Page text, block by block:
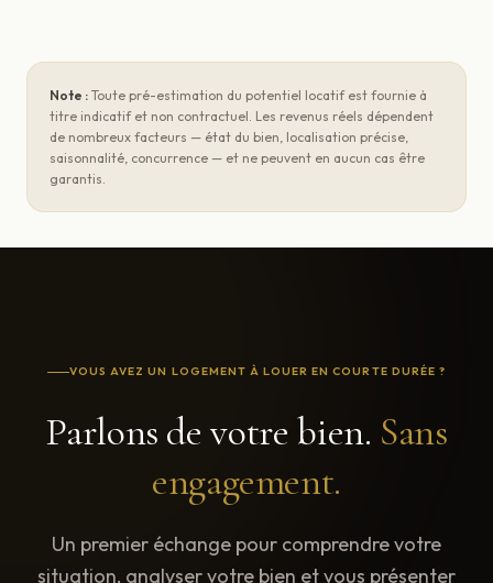
Note : Toute pré-estimation du potentiel locatif est fournie à
titre indicatif et non contractuel. Les revenus réels dépendent
de nombreux facteurs — état du bien, localisation précise,
saisonnalité, concurrence — et ne peuvent en aucun cas être
garantis.
VOUS AVEZ UN LOGEMENT À LOUER EN COURTE DURÉE ?
Parlons de votre bien. Sans
engagement.
Un premier échange pour comprendre votre
situation, analyser votre bien et vous présenter